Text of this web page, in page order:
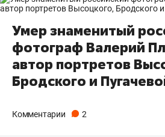
Умер знаменитый
фотограф Валерий
автор портретов
Бродского и
Комментарии 2